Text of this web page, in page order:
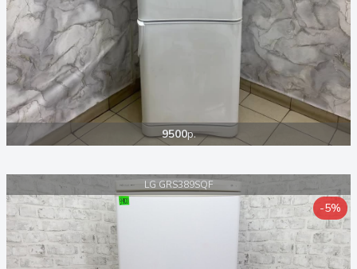
9500р.
LG GRS389SQF
-5%